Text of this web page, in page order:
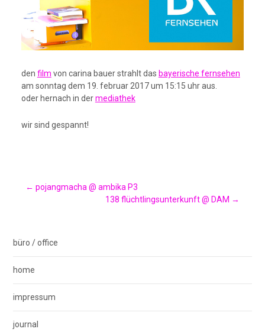
den film von carina bauer strahlt das bayerische fernsehen
am sonntag dem 19. februar 2017 um 15:15 uhr aus.
oder hernach in dermediathek
wir sind gespannt!
Post
navigation
← pojangmacha @ ambika P3
138 flüchtlingsunterkunft @ DAM →
büro / office
home
impressum
journal